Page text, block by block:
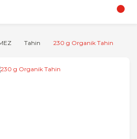
Tahin 230 g Organik Tahin